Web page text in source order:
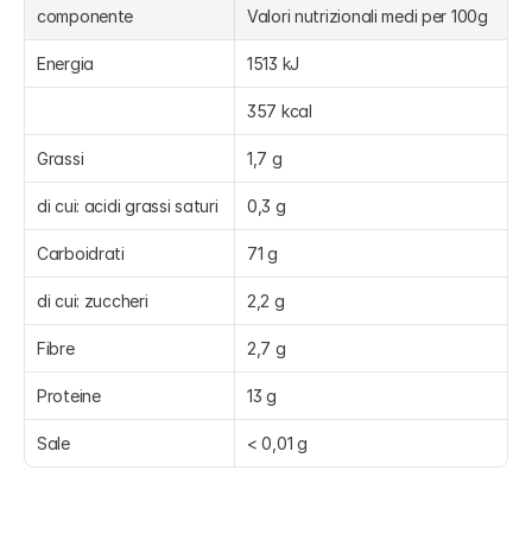
componente Valori nutrizionali medi per 100g
Energia 1513 kJ
357 kcal
Grassi 1,7 g
di cui: acidi grassi saturi 0,3 g
Carboidrati 71 g
di cui: zuccheri 2,2 g
Fibre 2,7 g
Proteine 13 g
Sale < 0,01 g